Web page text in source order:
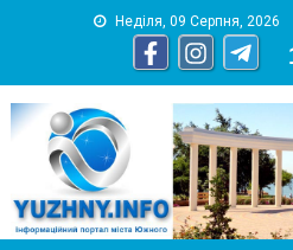
Неділя, 09 Серпня, 2026
информационный портал